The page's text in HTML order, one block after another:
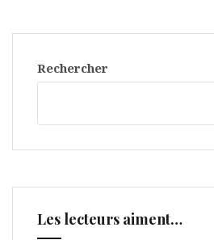
Rechercher
Les lecteurs aiment…